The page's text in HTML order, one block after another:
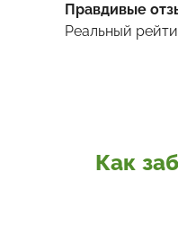
Правдивые
Реальный
Как